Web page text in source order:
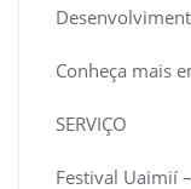
Conheça mais
SERVIÇO
Festival Uaimií